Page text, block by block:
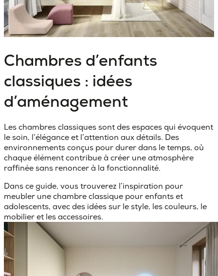
Chambres d’enfants
classiques : idées
d’aménagement
Leschambres classiquessont des espaces qui évoquent
le soin, l’élégance et l’attention aux détails. Des
environnements conçus pour durer dans le temps, où
chaque élément contribue à créer une atmosphère
raffinée sans renoncer à la fonctionnalité.
Dans ce guide, vous trouverez l’inspiration pour
meubler une chambre classique pour enfants et
adolescents, avec des idées sur le style, les couleurs, le
mobilier et les accessoires.